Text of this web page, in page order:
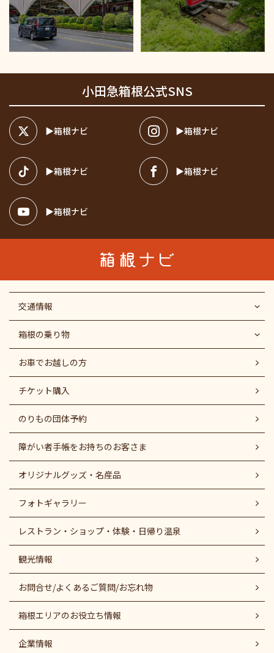
小田急箱根公式SNS
箱根ナビ 箱根ナビ
箱根ナビ 箱根ナビ
箱根ナビ
交通情報
箱根の乗り物
お車でお越しの方
チケット購入
のりもの団体予約
障がい者⼿帳をお持ちのお客さま
オリジナルグッズ・名産品
フォトギャラリー
レストラン・ショップ・体験・日帰り温泉
観光情報
お問合せ/よくあるご質問/お忘れ物
箱根エリアのお役立ち情報
企業情報